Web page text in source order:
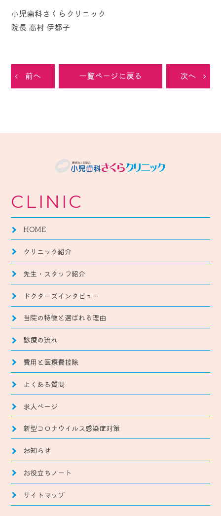
小児歯科さくらクリニック
院長 高村 伊都子
前へ 一覧ページに戻る 次へ
CLINIC
HOME
クリニック紹介
先生・スタッフ紹介
ドクターズインタビュー
当院の特徴と選ばれる理由
診療の流れ
費用と医療費控除
よくある質問
求人ページ
新型コロナウイルス感染症対策
お知らせ
お役立ちノート
サイトマップ